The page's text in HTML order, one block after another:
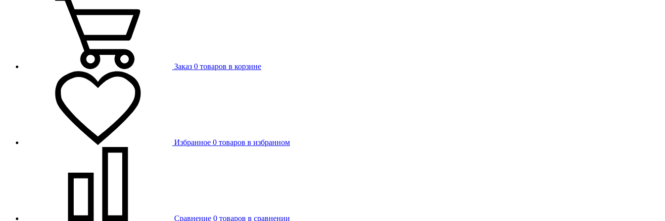
Заказ 0 товаров в корзине
Избранное 0 товаров в избранном
Сравнение 0 товаров в сравнении